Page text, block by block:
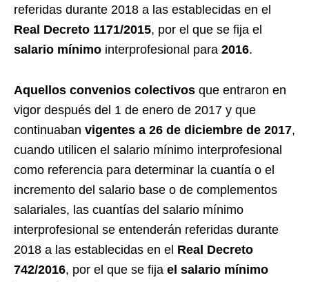
referidas durante 2018 a las establecidas en el
Real Decreto 1171/2015, por el que se fija el
salario mínimo interprofesional para 2016.
Aquellos convenios colectivos que entraron en
vigor después del 1 de enero de 2017 y que
continuaban vigentes a 26 de diciembre de 2017,
cuando utilicen el salario mínimo interprofesional
como referencia para determinar la cuantía o el
incremento del salario base o de complementos
salariales, las cuantías del salario mínimo
interprofesional se entenderán referidas durante
2018 a las establecidas en el Real Decreto
742/2016, por el que se fija el salario mínimo